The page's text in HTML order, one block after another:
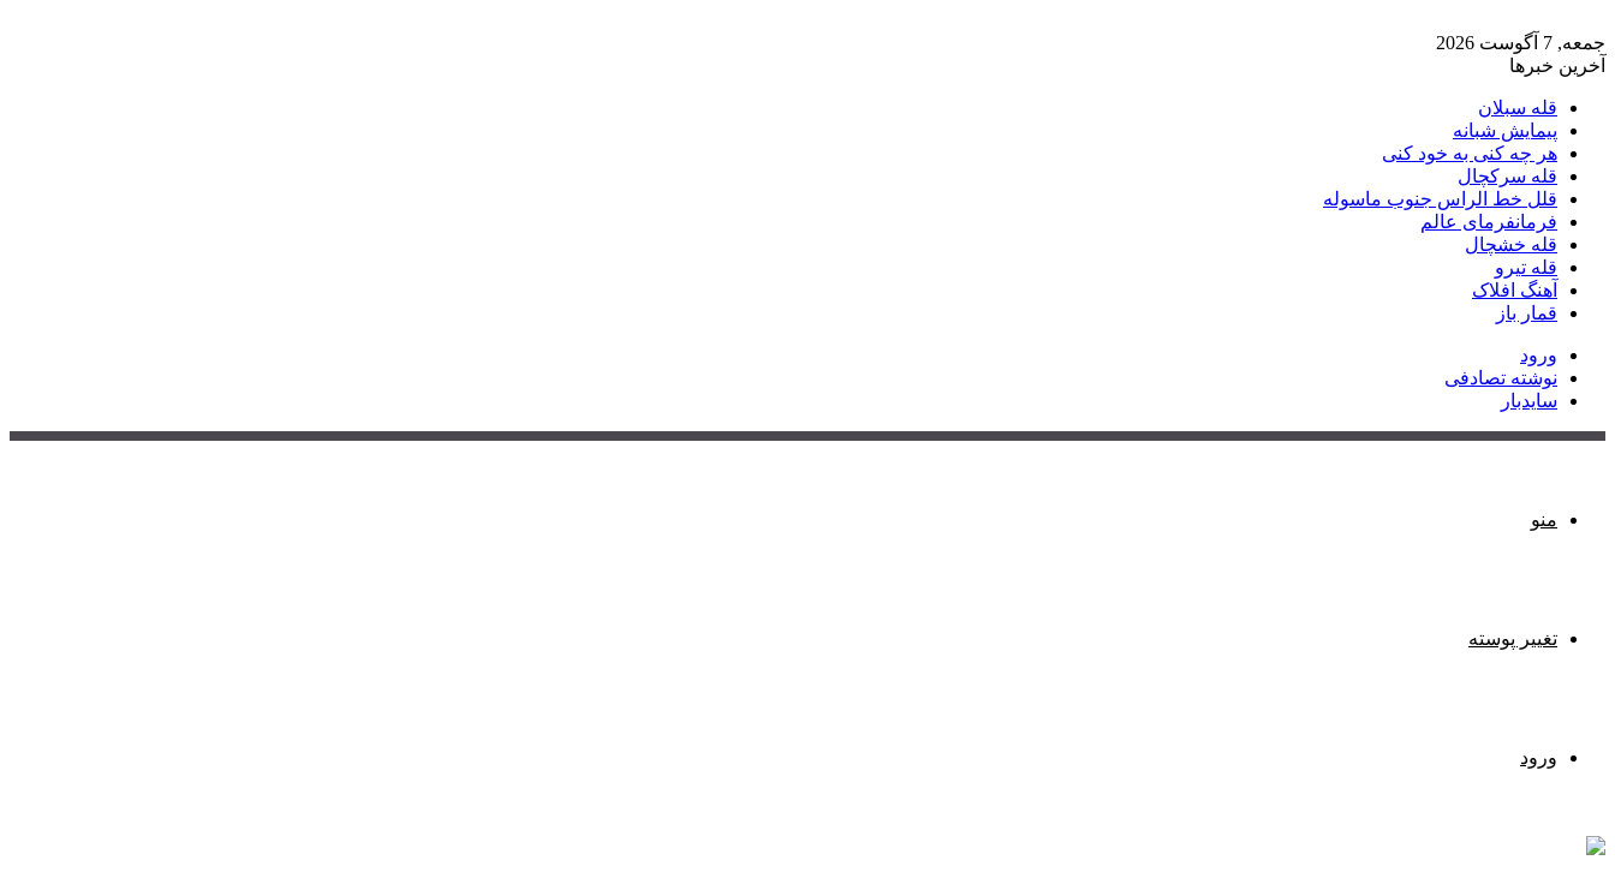
جمعه, 7 آگوست 2026
آخرین خبرها
قله سبلان
پیمایش شبانه
هر چه کنی به خود کنی
قله سرکچال
قلل خط الراس جنوب ماسوله
فرمانفرمای عالم
قله خشچال
قله تیرو
آهنگ افلاک
قمار باز
ورود
نوشته تصادفی
سایدبار
منو
تغییر پوسته
ورود